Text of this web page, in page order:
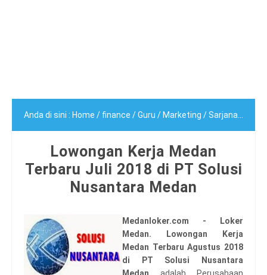
Anda di sini : Home / finance /Guru / Marketing /Sarjana (S1)
Lowongan Kerja Medan
Terbaru Juli 2018 di PT Solusi
Nusantara Medan
Medanloker.com - Loker
Medan. Lowongan Kerja
Medan Terbaru Agustus 2018
di PT Solusi Nusantara